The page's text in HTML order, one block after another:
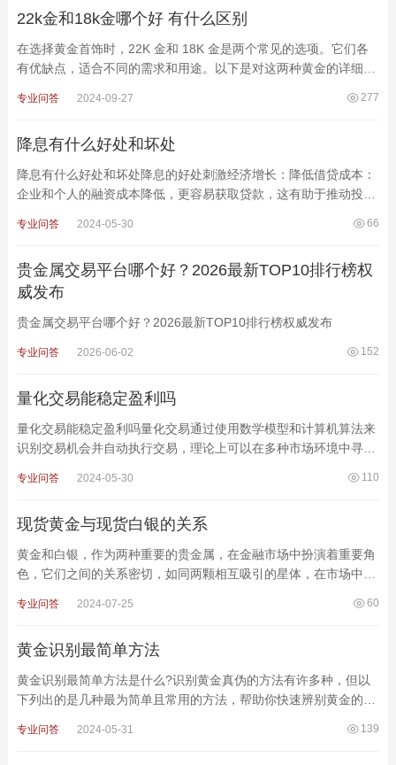
22k金和18k金哪个好 有什么区别
在选择黄金首饰时，22K 金和 18K 金是两个常见的选项。它们各
有优缺点，适合不同的需求和用途。以下是对这两种黄金的详细比
277
专业问答 2024-09-27
降息有什么好处和坏处
降息有什么好处和坏处降息的好处刺激经济增长：降低借贷成本：
企业和个人的融资成本降低，更容易获取贷款，这有助于推动投资
66
专业问答 2024-05-30
贵金属交易平台哪个好？2026最新TOP10排行榜权
威发布
贵金属交易平台哪个好？2026最新TOP10排行榜权威发布
152
专业问答 2026-06-02
量化交易能稳定盈利吗
量化交易能稳定盈利吗量化交易通过使用数学模型和计算机算法来
识别交易机会并自动执行交易，理论上可以在多种市场环境中寻找
110
专业问答 2024-05-30
现货黄金与现货白银的关系
黄金和白银，作为两种重要的贵金属，在金融市场中扮演着重要角
色，它们之间的关系密切，如同两颗相互吸引的星体，在市场中共
60
专业问答 2024-07-25
黄金识别最简单方法
黄金识别最简单方法是什么?识别黄金真伪的方法有许多种，但以
下列出的是几种最为简单且常用的方法，帮助你快速辨别黄金的真
139
专业问答 2024-05-31